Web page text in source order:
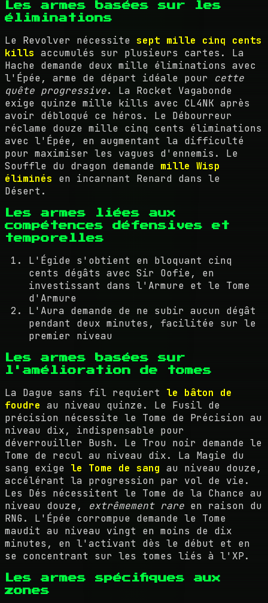
Les armes basées sur les
éliminations
Le Revolver nécessite sept mille cinq cents
kills accumulés sur plusieurs cartes. La
Hache demande deux mille éliminations avec
l'Épée, arme de départ idéale pour cette
quête progressive. La Rocket Vagabonde
exige quinze mille kills avec CL4NK après
avoir débloqué ce héros. Le Débourreur
réclame douze mille cinq cents éliminations
avec l'Épée, en augmentant la difficulté
pour maximiser les vagues d'ennemis. Le
Souffle du dragon demande mille Wisp
éliminés en incarnant Renard dans le
Désert.
Les armes liées aux
compétences défensives et
temporelles
L'Égide s'obtient en bloquant cinq
cents dégâts avec Sir Oofie, en
investissant dans l'Armure et le Tome
d'Armure
L'Aura demande de ne subir aucun dégât
pendant deux minutes, facilitée sur le
premier niveau
Les armes basées sur
l'amélioration de tomes
La Dague sans fil requiert le bâton de
foudre au niveau quinze. Le Fusil de
précision nécessite le Tome de Précision au
niveau dix, indispensable pour
déverrouiller Bush. Le Trou noir demande le
Tome de recul au niveau dix. La Magie du
sang exige le Tome de sang au niveau douze,
accélérant la progression par vol de vie.
Les Dés nécessitent le Tome de la Chance au
niveau douze, extrêmement rare en raison du
RNG. L'Épée corrompue demande le Tome
maudit au niveau vingt en moins de dix
minutes, en l'activant dès le début et en
se concentrant sur les tomes liés à l'XP.
Les armes spécifiques aux
zones